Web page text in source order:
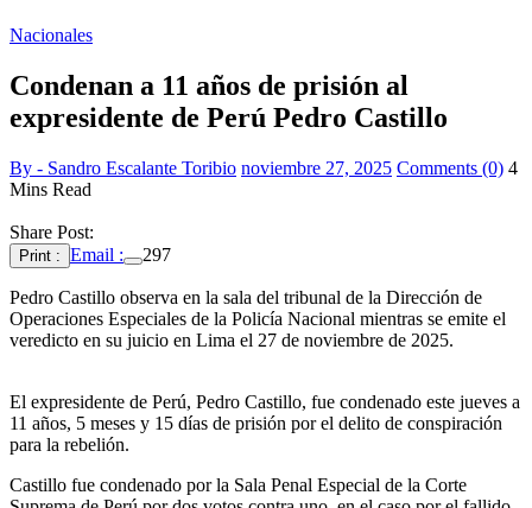
Nacionales
Condenan a 11 años de prisión al
expresidente de Perú Pedro Castillo
By - Sandro Escalante Toribio noviembre 27, 2025 Comments (0) 4
Mins Read
Share Post:
Print : Email : 297
Pedro Castillo observa en la sala del tribunal de la Dirección de
Operaciones Especiales de la Policía Nacional mientras se emite el
veredicto en su juicio en Lima el 27 de noviembre de 2025.
El expresidente de Perú, Pedro Castillo, fue condenado este jueves a
11 años, 5 meses y 15 días de prisión por el delito de conspiración
para la rebelión.
Castillo fue condenado por la Sala Penal Especial de la Corte